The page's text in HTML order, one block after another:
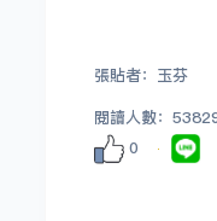
張貼者：玉芬
閱讀人數：
0